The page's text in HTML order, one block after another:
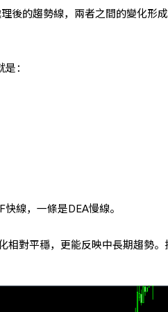
後的趨勢線，兩者之間的變化形成
：
線，一條是DEA慢線。
相對平穩，更能反映中長期趨勢。